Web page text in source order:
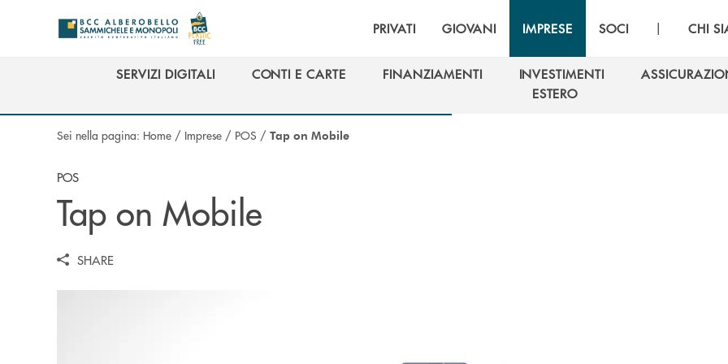
PRIVATI GIOVANI IMPRESE SOCI | CHI
SERVIZI DIGITALI
CONTI E CARTE
FINANZIAMENTI
INVESTIMENTI
INVESTIMENTI
ESTERO
Sei nella pagina: Home / Imprese / POS / Tap on Mobile
POS
Tap on Mobile
SHARE